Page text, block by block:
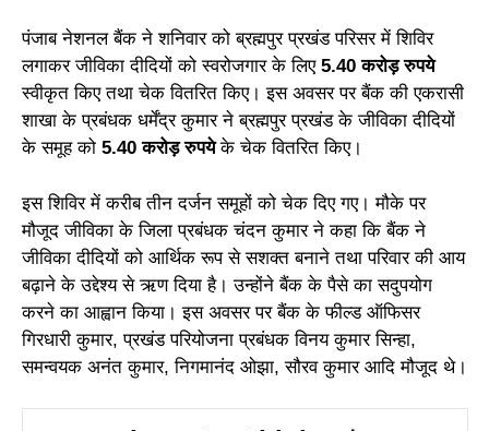
पंजाब नेशनल बैंक ने शनिवार को ब्रह्मपुर प्रखंड परिसर में शिविर
लगाकर जीविका दीदियों को स्वरोजगार के लिए 5.40 करोड़ रुपये
स्वीकृत किए तथा चेक वितरित किए। इस अवसर पर बैंक की एकरासी
शाखा के प्रबंधक धर्मेंद्र कुमार ने ब्रह्मपुर प्रखंड के जीविका दीदियों
के समूह को 5.40 करोड़ रुपयेके चेक वितरित किए।
इस शिविर में करीब तीन दर्जन समूहों को चेक दिए गए। मौके पर
मौजूद जीविका के जिला प्रबंधक चंदन कुमार ने कहा कि बैंक ने
जीविका दीदियों को आर्थिक रूप से सशक्त बनाने तथा परिवार की आय
बढ़ाने के उद्देश्य से ऋण दिया है। उन्होंने बैंक के पैसे का सदुपयोग
करने का आह्वान किया। इस अवसर पर बैंक के फील्ड ऑफिसर
गिरधारी कुमार, प्रखंड परियोजना प्रबंधक विनय कुमार सिन्हा,
समन्वयक अनंत कुमार, निगमानंद ओझा, सौरव कुमार आदि मौजूद थे।